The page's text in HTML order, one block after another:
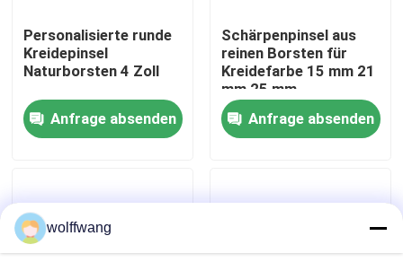
Kontakt
Nachrichten
Alle Fälle
Synthetische Filamentbürste
Personalisierte runde
Kreidepinsel
Naturborsten 4 Zoll
Anfrage absenden
Schärpenpinsel aus
reinen Borsten für
Kreidefarbe 15 mm 21
mm 25 mm
Anfrage absenden
wolffwang